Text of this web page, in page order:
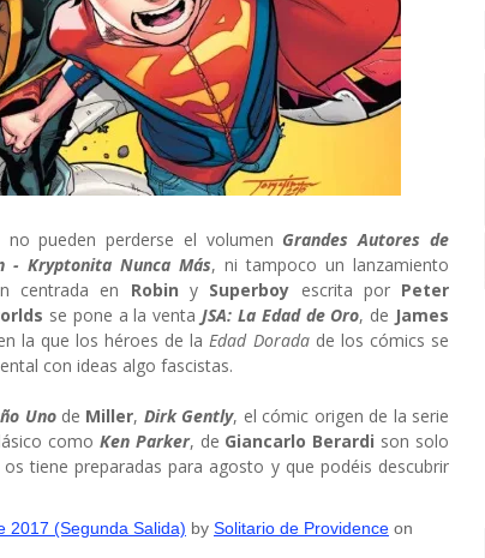
no pueden perderse el volumen Grandes Autores de
- Kryptonita Nunca Más, ni tampoco un lanzamiento
centrada en Robin y Superboy escrita por Peter
se pone a la venta JSA: La Edad de Oro, de James
la que los héroes de laEdad Doradade los cómics se
con ideas algo fascistas.
Uno de Miller, Dirk Gently, el cómic origen de la serie
como Ken Parker, de Giancarlo Berardi son solo
tiene preparadas para agosto y que podéis descubrir
2017 (Segunda Salida) by Solitario de Providence on